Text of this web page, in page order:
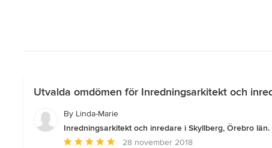
Utvalda omdömen för Inredningsarkitekt och
By Linda-Marie
Inredningsarkitekt och inredare i Skyllberg, Örebro län.
Genomsnittligt
28 november 2018